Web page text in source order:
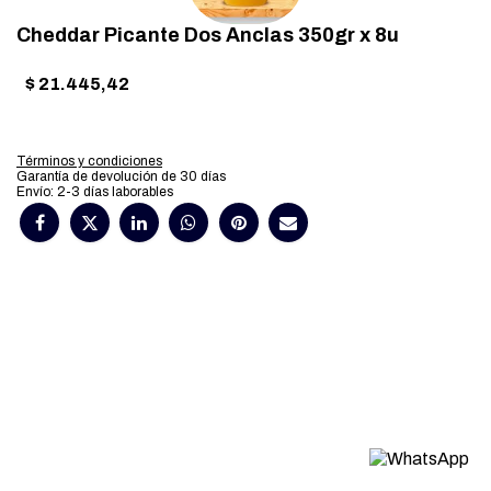
Cheddar Picante Dos Anclas 350gr x 8u
$ 21.445,42
Términos y condiciones
Garantía de devolución de 30 días
Envío: 2-3 días laborables